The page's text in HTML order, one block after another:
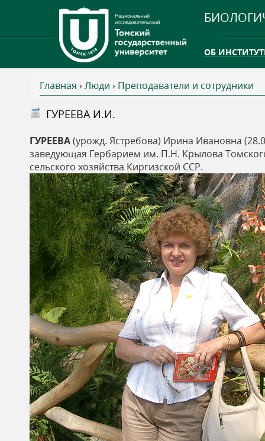
ОБ
В
ы
з
д
е
с
ь
Главная › Люди › Преподаватели и сотрудники
ГУРЕЕВА И.И.
ГУРЕЕВА(урожд. Ястребова) Ирина Ивановна
заведующая Гербарием им. П.Н. Крылова
сельского хозяйства Киргизской ССР.